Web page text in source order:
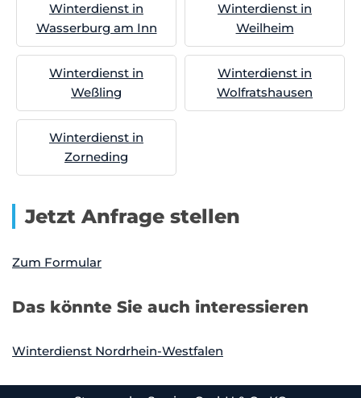
Winterdienst in
Wasserburg am Inn
Winterdienst in
Weilheim
Winterdienst in
Weßling
Winterdienst in
Wolfratshausen
Winterdienst in
Zorneding
Jetzt Anfrage stellen
Zum Formular
Das könnte Sie auch interessieren
Winterdienst Nordrhein-Westfalen